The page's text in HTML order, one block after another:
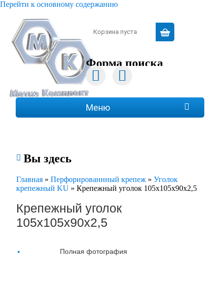
Перейти к основному содержанию
Корзина пуста
Форма поиска
Меню
 Вы здесь
Главная » Перфорированнный крепеж » Уголок
крепежный KU » Крепежный уголок 105х105х90х2,5
Крепежный уголок
105х105х90х2,5
Полная фотография